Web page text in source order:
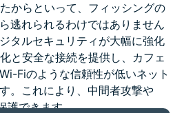
からといって、フィッシングの
逃れられるわけではありません
タルセキュリティが大幅に強化
と安全な接続を提供し、カフェ
Fiのような信頼性が低いネット
。これにより、中間者攻撃や
護できます。